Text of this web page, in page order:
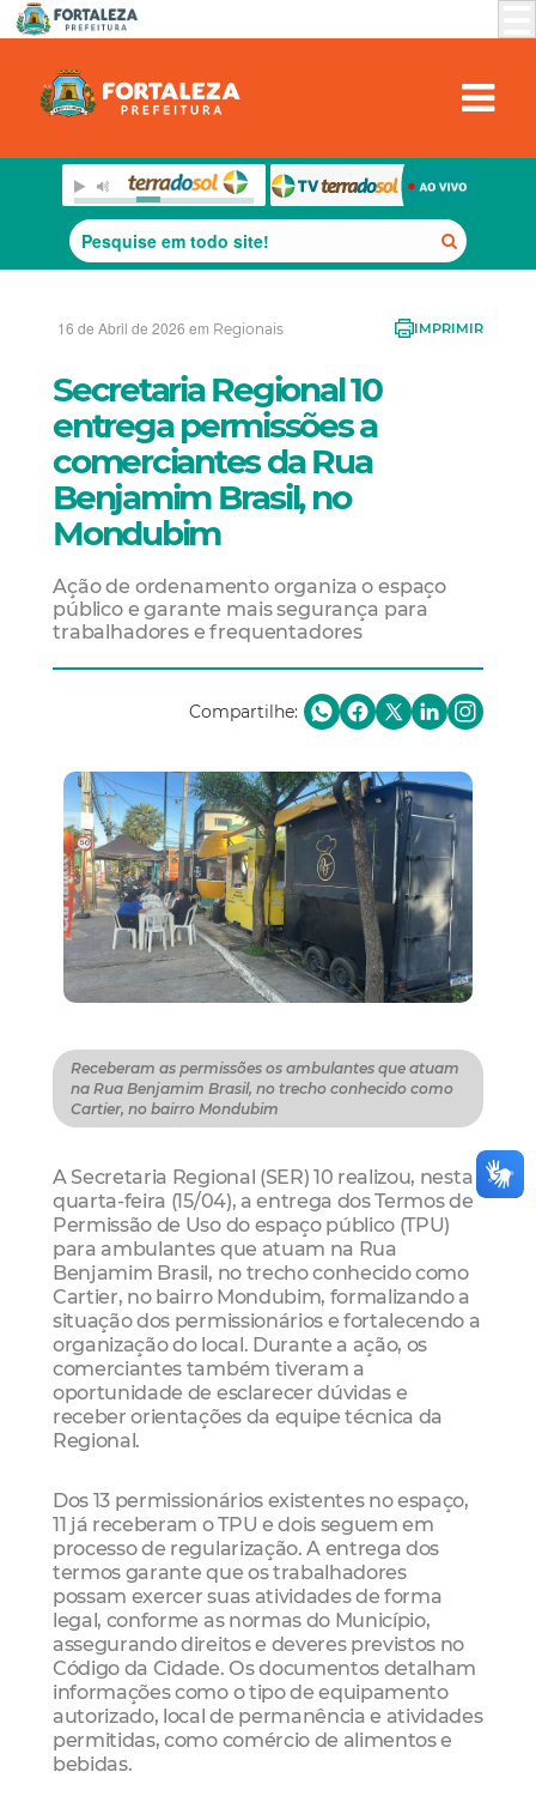
16 de Abril de 2026 em Regionais IMPRIMIR
Secretaria Regional 10
entrega permissões a
comerciantes da Rua
Benjamim Brasil, no
Mondubim
Ação de ordenamento organiza o espaço
público e garante mais segurança para
trabalhadores e frequentadores
Compartilhe:
Receberam as permissões os ambulantes que atuam
na Rua Benjamim Brasil, no trecho conhecido como
Cartier, no bairro Mondubim
A Secretaria Regional (SER) 10 realizou, nesta
quarta-feira (15/04), a entrega dos Termos de
Permissão de Uso do espaço público (TPU)
para ambulantes que atuam na Rua
Benjamim Brasil, no trecho conhecido como
Cartier, no bairro Mondubim, formalizando a
situação dos permissionários e fortalecendo a
organização do local. Durante a ação, os
comerciantes também tiveram a
oportunidade de esclarecer dúvidas e
receber orientações da equipe técnica da
Regional.
Dos 13 permissionários existentes no espaço,
11 já receberam o TPU e dois seguem em
processo de regularização. A entrega dos
termos garante que os trabalhadores
possam exercer suas atividades de forma
legal, conforme as normas do Município,
assegurando direitos e deveres previstos no
Código da Cidade. Os documentos detalham
informações como o tipo de equipamento
autorizado, local de permanência e atividades
permitidas, como comércio de alimentos e
bebidas.